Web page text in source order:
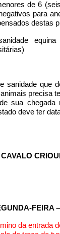
de 6
para
destas
sanidade que
precisa
sua chegada
deve ter
FEIRA
da entrada